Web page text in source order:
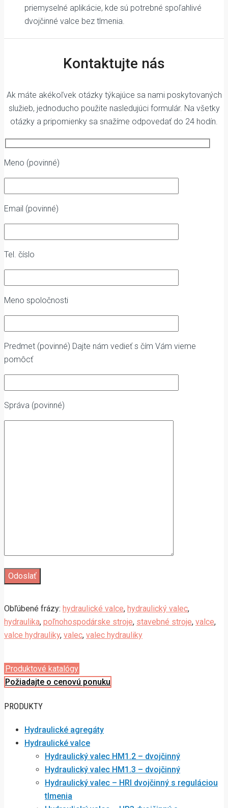
priemyselné aplikácie, kde sú potrebné spoľahlivé
dvojčinné valce bez tlmenia.
Kontaktujte nás
Ak máte akékoľvek otázky týkajúce sa nami poskytovaných
služieb, jednoducho použite nasledujúci formulár. Na všetky
otázky a pripomienky sa snažíme odpovedať do 24 hodín.
Meno (povinné)
Email (povinné)
Tel. číslo
Meno spoločnosti
Predmet (povinné) Dajte nám vedieť s čím Vám vieme
pomôcť
Správa (povinné)
Obľúbené frázy: hydraulické valce, hydraulický valec,
hydraulika, poľnohospodárske stroje, stavebné stroje, valce,
valce hydrauliky, valec, valec hydrauliky
Produktové katalógy
Požiadajte o cenovú ponuku
PRODUKTY
Hydraulické agregáty
Hydraulické valce
Hydraulický valec HM1.2 – dvojčinný
Hydraulický valec HM1.3 – dvojčinný
Hydraulický valec – HRI dvojčinný s reguláciou
tlmenia